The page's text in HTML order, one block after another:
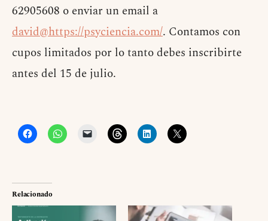
62905608 o enviar un email a
david@https://psyciencia.com/. Contamos con
cupos limitados por lo tanto debes inscribirte
antes del 15 de julio.
Relacionado